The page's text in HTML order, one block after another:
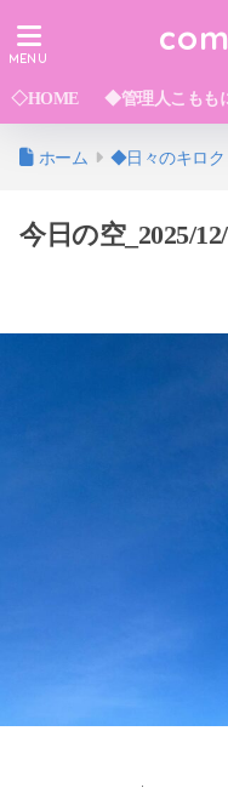
◇HOME ◆管理人こもも
ホーム ◆日々のキロク
今日の空_2025/